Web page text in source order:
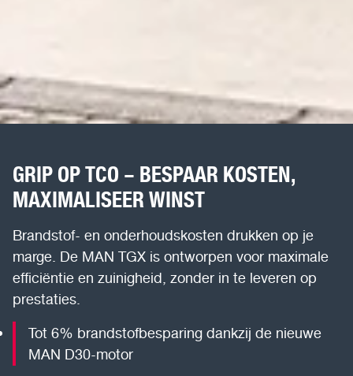
GRIP OP TCO – BESPAAR KOSTEN,
MAXIMALISEER WINST
Brandstof- en onderhoudskosten drukken op je
marge. De MAN TGX is ontworpen voor maximale
efficiëntie en zuinigheid, zonder in te leveren op
prestaties.
Tot 6% brandstofbesparing dankzij de nieuwe
MAN D30-motor